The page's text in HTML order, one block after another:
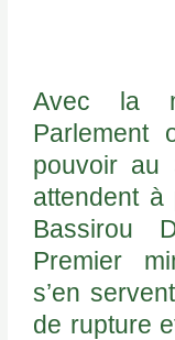
Avec la
Parlement
pouvoir au
attendent
Bassirou
Premier
s’en
de rupture